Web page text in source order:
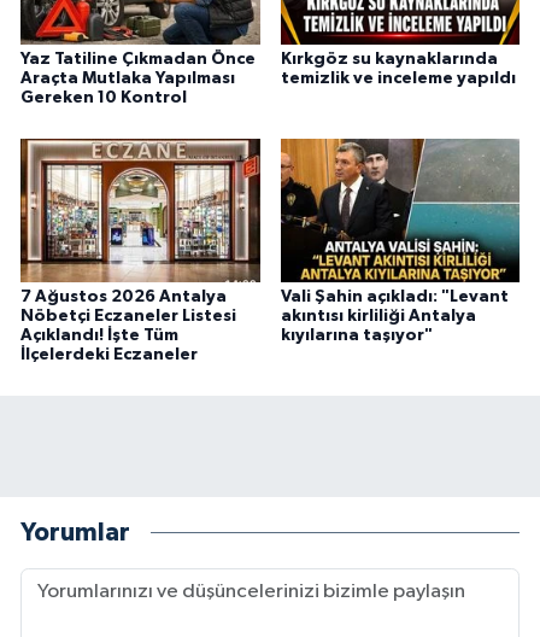
Yaz Tatiline Çıkmadan Önce
Araçta Mutlaka Yapılması
Gereken 10 Kontrol
Kırkgöz su kaynaklarında
temizlik ve inceleme yapıldı
7 Ağustos 2026 Antalya
Nöbetçi Eczaneler Listesi
Açıklandı! İşte Tüm
İlçelerdeki Eczaneler
Vali Şahin açıkladı: "Levant
akıntısı kirliliği Antalya
kıyılarına taşıyor"
Yorumlar